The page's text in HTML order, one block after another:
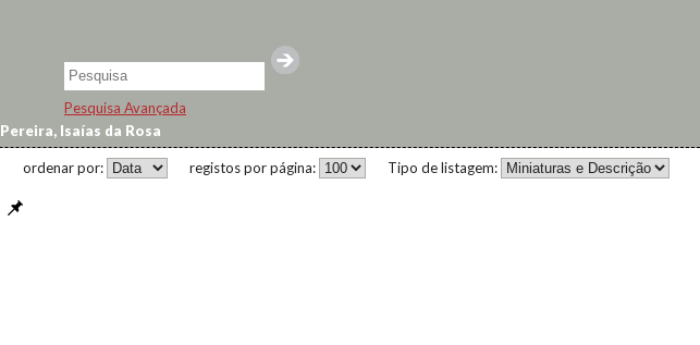
Pesquisa Avançada
Pereira, Isaías da Rosa
Tipo de listagem:
registos por página:
ordenar por: